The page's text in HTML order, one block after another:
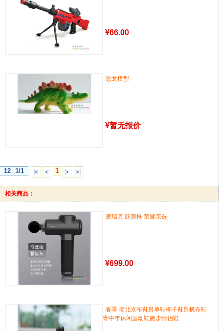
¥66.00
恐龙模型
¥暂无报价
12 1/1 |< < 1 > >|
相关商品：
麦瑞克 筋膜枪 荣耀亲选
¥699.00
春季 老北京布鞋男单鞋椰子鞋男帆布鞋
青中年休闲运动鞋跑步情侣鞋